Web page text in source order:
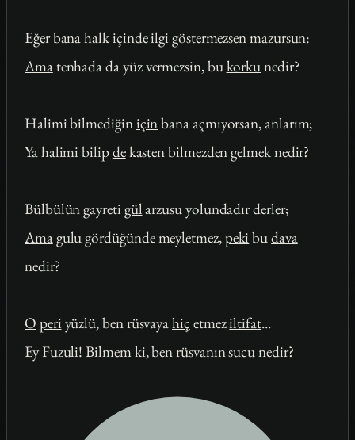
Eğerbana halk içindeilgi göstermezsen mazursun:
Amatenhada da yüz vermezsin, bukorkunedir?
Halimi bilmediğiniçinbana açmıyorsan, anlarım;
Ya halimi bilipdekasten bilmezden gelmek nedir?
Bülbülün gayreti gülarzusu yolundadır derler;
Amagulu gördüğünde meyletmez,peki budava
nedir?
O peri yüzlü, ben rüsvayahiç etmeziltifat...
EyFuzuli! Bilmemki, ben rüsvanın sucu nedir?